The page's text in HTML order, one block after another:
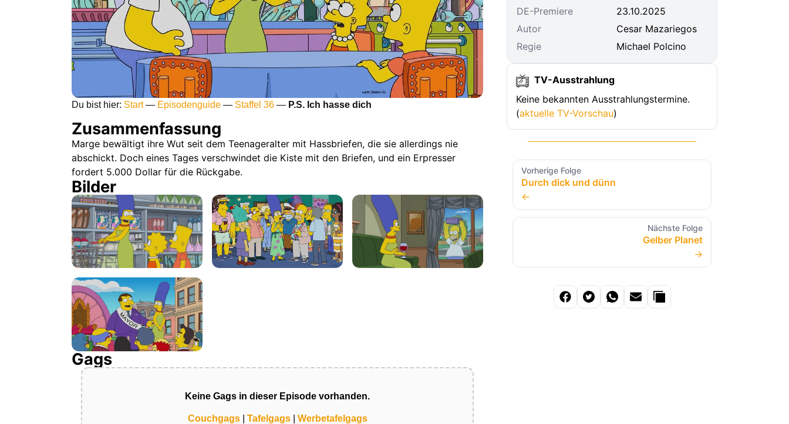
Du bist hier: Start— Episodenguide — Staffel 36 — P.S. Ich hasse dich
Zusammenfassung
Marge bewältigt ihre Wut seit dem Teenageralter mit Hassbriefen, die sie allerdings nie
abschickt. Doch eines Tages verschwindet die Kiste mit den Briefen, und ein Erpresser
fordert 5.000 Dollar für die Rückgabe.
Bilder
Gags
Keine Gags in dieser Episode vorhanden.
Couchgags| Tafelgags| Werbetafelgags
DE-Premiere
23.10.2025
Autor
Cesar Mazariegos
Regie
Michael Polcino
TV-Ausstrahlung
Keine bekannten Ausstrahlungstermine.
(aktuelle TV-Vorschau)
Vorherige Folge
Durch dick und dünn
←
Nächste Folge
Gelber Planet
→